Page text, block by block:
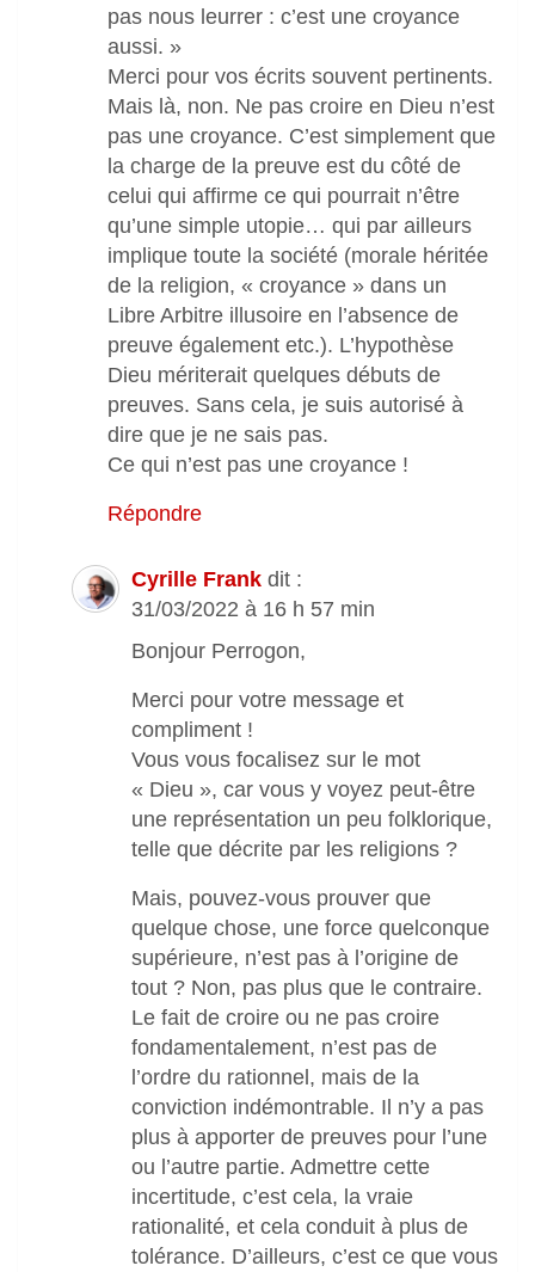
pas nous leurrer : c’est une croyance
aussi. »
Merci pour vos écrits souvent pertinents.
Mais là, non. Ne pas croire en Dieu n’est
pas une croyance. C’est simplement que
la charge de la preuve est du côté de
celui qui affirme ce qui pourrait n’être
qu’une simple utopie… qui par ailleurs
implique toute la société (morale héritée
de la religion, « croyance » dans un
Libre Arbitre illusoire en l’absence de
preuve également etc.). L’hypothèse
Dieu mériterait quelques débuts de
preuves. Sans cela, je suis autorisé à
dire que je ne sais pas.
Ce qui n’est pas une croyance !
Répondre
Cyrille Frank dit :
31/03/2022 à 16 h 57 min
Bonjour Perrogon,
Merci pour votre message et
compliment !
Vous vous focalisez sur le mot
« Dieu », car vous y voyez peut-être
une représentation un peu folklorique,
telle que décrite par les religions ?
Mais, pouvez-vous prouver que
quelque chose, une force quelconque
supérieure, n’est pas à l’origine de
tout ? Non, pas plus que le contraire.
Le fait de croire ou ne pas croire
fondamentalement, n’est pas de
l’ordre du rationnel, mais de la
conviction indémontrable. Il n’y a pas
plus à apporter de preuves pour l’une
ou l’autre partie. Admettre cette
incertitude, c’est cela, la vraie
rationalité, et cela conduit à plus de
tolérance. D’ailleurs, c’est ce que vous